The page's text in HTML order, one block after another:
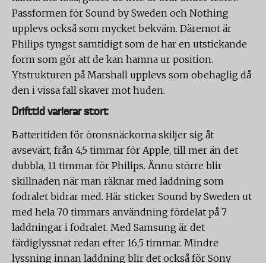
Passformen för Sound by Sweden och Nothing
upplevs också som mycket bekväm. Däremot är
Philips tyngst samtidigt som de har en utstickande
form som gör att de kan hamna ur position.
Ytstrukturen på Marshall upplevs som obehaglig då
den i vissa fall skaver mot huden.
Drifttid varierar stort
Batteritiden för öronsnäckorna skiljer sig åt
avsevärt, från 4,5 timmar för Apple, till mer än det
dubbla, 11 timmar för Philips. Ännu större blir
skillnaden när man räknar med laddning som
fodralet bidrar med. Här sticker Sound by Sweden ut
med hela 70 timmars användning fördelat på 7
laddningar i fodralet. Med Samsung är det
färdiglyssnat redan efter 16,5 timmar. Mindre
lyssning innan laddning blir det också för Sony